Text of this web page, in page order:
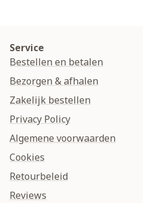
Service
Bestellen en betalen
Bezorgen & afhalen
Zakelijk bestellen
Privacy Policy
Algemene voorwaarden
Cookies
Retourbeleid
Reviews